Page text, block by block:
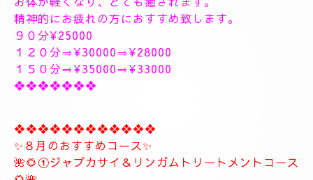
とにかくお体がだるい方は是非おすすめ致します。
お体が軽くなり、とても癒されます。
精神的にお疲れの方におすすめ致します。
９０分¥25000
１２０分⇒¥30000⇒¥28000
１５０分⇒¥35000⇒¥33000
❖❖❖❖❖❖❖❖❖❖❖❖
✨８月のおすすめコース✨